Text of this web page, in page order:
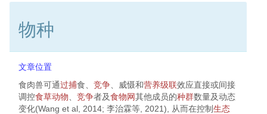
物种
文章位置
食肉兽可通过捕食、 竞争 、威慑和营养级联效应直接或间接
调控食草动物 竞争者及食物网其他成员的种群数量及动态
变化(Wang et al, 2014; 李治霖等, 2021), 从而在控制生态